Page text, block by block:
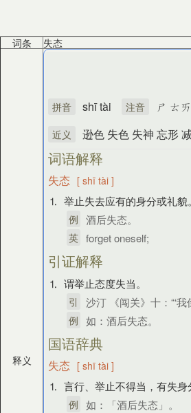
词条 失态
释义
拼音 shī tài 注音 ㄕ ㄊ
近义 逊色 失色 失神 忘形
词语解释
失态 [ shī tài ]
⒈ 举止失去应有的身分或礼貌。
例 酒后失态。
英 forget oneself;
引证解释
⒈ 谓举止态度失当。
引 沙汀 《闯关》十：“‘
例 如：酒后失态。
国语辞典
失态 [ shī tài ]
⒈ 言行、举止不得当，有失身
例 如：「酒后失态」。